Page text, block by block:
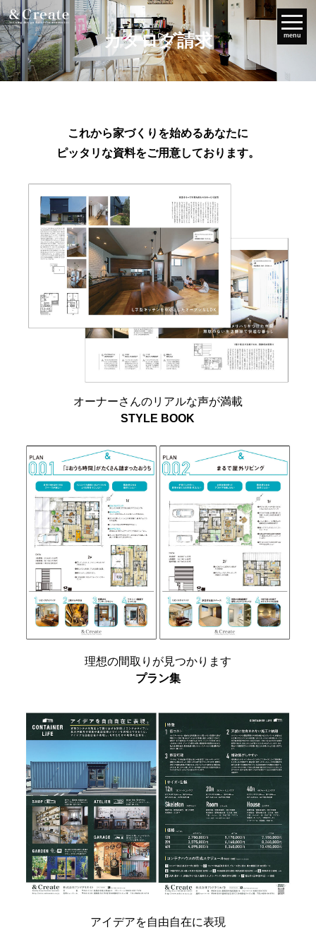
menu
カタログ請求
これから家づくりを始めるあなたに
ピッタリな資料をご用意しております。
オーナーさんのリアルな声が満載
STYLE BOOK
理想の間取りが見つかります
プラン集
アイデアを自由自在に表現